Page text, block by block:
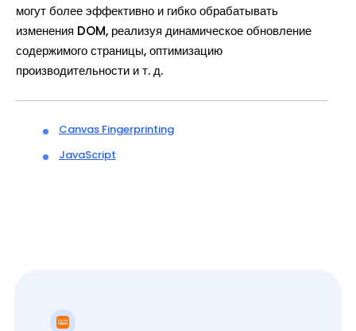
могут более эффективно и гибко обрабатывать
изменения DOM, реализуя динамическое обновление
содержимого страницы, оптимизацию
производительности и т. д.
Canvas Fingerprinting
JavaScript